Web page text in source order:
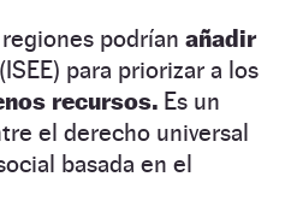
podrían añadir
(ISEE) para priorizar a los
recursos. Es un
el derecho universal
basada en el